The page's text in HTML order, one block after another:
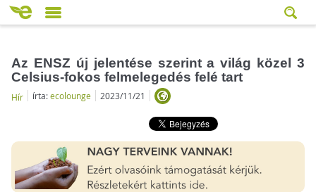
Az ENSZ új jelentése szerint a világ közel 3
Celsius-fokos felmelegedés felé tart
Hír írta:ecolounge 2023/11/21